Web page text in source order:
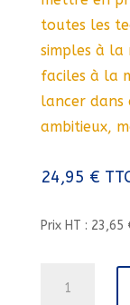
toutes les
simples à la
faciles à la
lancer dans
ambitieux,
24,95 €
Prix HT : 23,65